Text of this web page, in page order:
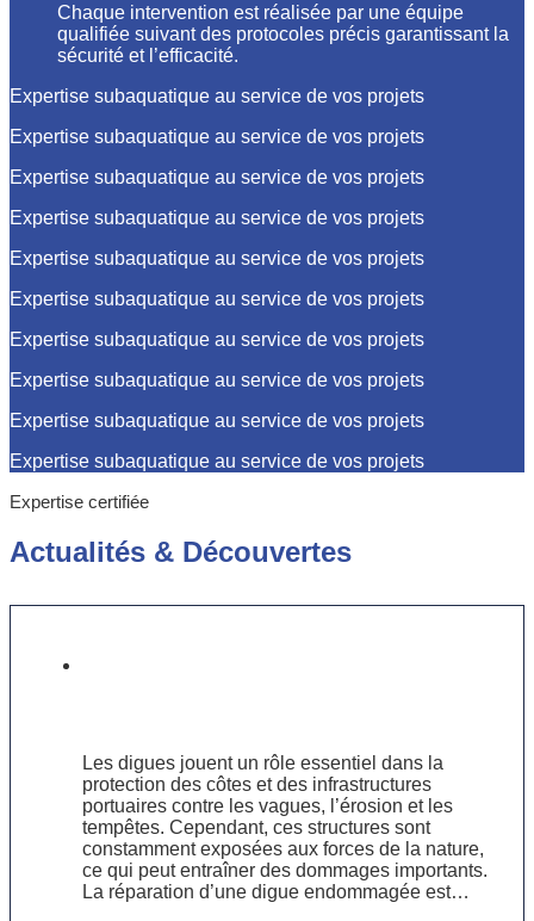
Chaque intervention est réalisée par une équipe
qualifiée suivant des protocoles précis garantissant la
sécurité et l’efficacité.
Expertise subaquatique au service de vos projets
Expertise subaquatique au service de vos projets
Expertise subaquatique au service de vos projets
Expertise subaquatique au service de vos projets
Expertise subaquatique au service de vos projets
Expertise subaquatique au service de vos projets
Expertise subaquatique au service de vos projets
Expertise subaquatique au service de vos projets
Expertise subaquatique au service de vos projets
Expertise subaquatique au service de vos projets
Expertise certifiée
Actualités & Découvertes
Les digues jouent un rôle essentiel dans la
protection des côtes et des infrastructures
portuaires contre les vagues, l’érosion et les
tempêtes. Cependant, ces structures sont
constamment exposées aux forces de la nature,
ce qui peut entraîner des dommages importants.
La réparation d’une digue endommagée est…